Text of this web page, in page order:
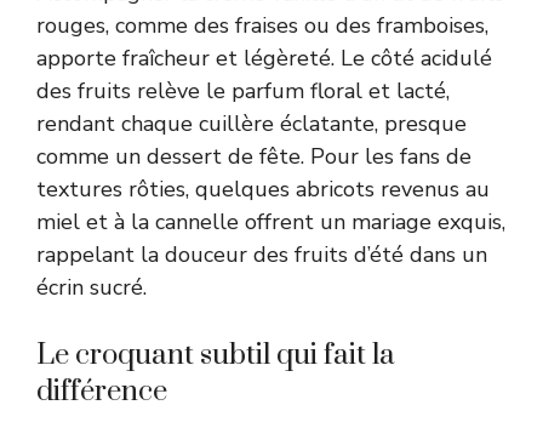
rouges, comme des fraises ou des framboises,
apporte fraîcheur et légèreté. Le côté acidulé
des fruits relève le parfum floral et lacté,
rendant chaque cuillère éclatante, presque
comme un dessert de fête. Pour les fans de
textures rôties, quelques abricots revenus au
miel et à la cannelle offrent un mariage exquis,
rappelant la douceur des fruits d’été dans un
écrin sucré.
Le croquant subtil qui fait la
différence